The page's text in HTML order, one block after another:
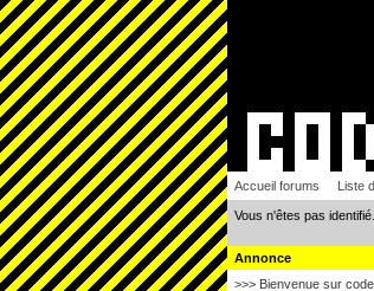
Accueil forums Liste
Vous n'êtes pas identifié.
Annonce
>>> Bienvenue sur